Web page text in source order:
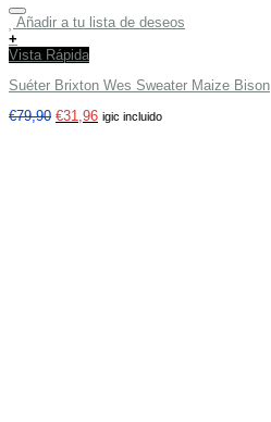
Añadir a tu lista de deseos
+
Vista Rápida
Suéter Brixton Wes Sweater Maize Bison
€79,90 €31,96 igic incluido